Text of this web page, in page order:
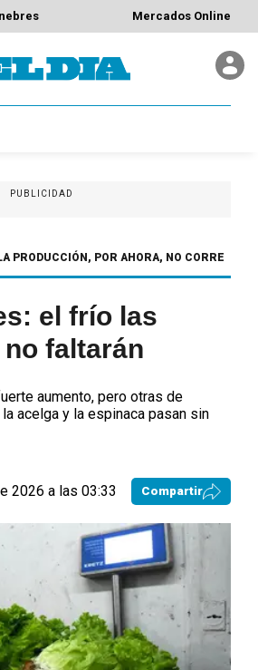
Mercados Online
PUBLICIDAD
PRODUCCIÓN, POR AHORA, NO CORRE
el frío las
faltarán
aumento, pero otras de
acelga y la espinaca pasan sin
2026 a las 03:33 Compartir